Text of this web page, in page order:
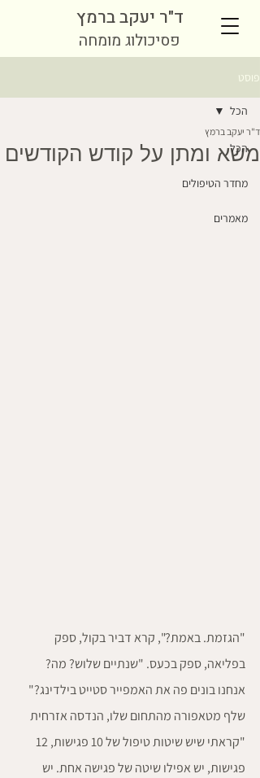
ד"ר יעקב ברמץ
פסיכולוג מומחה
פוסט
הכל
מחדר הטיפולים
מאמרים
הכל
משא ומתן על קודש הקודשים
ד"ר יעקב ברמץ
"הגזמת. באמת?", קרא דביר בקול, ספק
בפליאה, ספק בכעס. "שנתיים שלוש? מה?
אנחנו בונים פה את האמפייר סטייט בילדינג?"
שלף מטאפורה מהתחום שלו, הנדסה אזרחית
פגישות, יש אפילו שיטה של פגישה אחת. יש